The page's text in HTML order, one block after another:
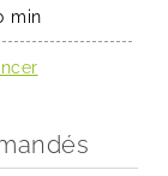
min